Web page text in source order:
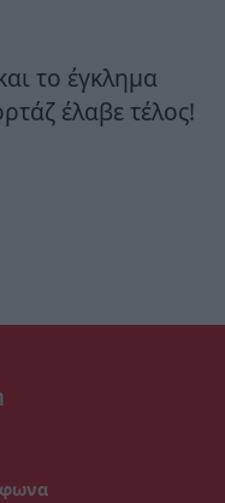
το έγκλημα
έλαβε τέλος!